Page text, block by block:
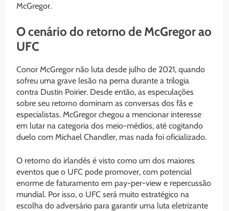
McGregor.
O cenário do retorno de McGregor ao
UFC
Conor McGregor não luta desde julho de 2021, quando
sofreu uma grave lesão na perna durante a trilogia
contra Dustin Poirier. Desde então, as especulações
sobre seu retorno dominam as conversas dos fãs e
especialistas. McGregor chegou a mencionar interesse
em lutar na categoria dos meio-médios, até cogitando
duelo com Michael Chandler, mas nada foi oficializado.
O retorno do irlandês é visto como um dos maiores
eventos que o UFC pode promover, com potencial
enorme de faturamento em pay-per-view e repercussão
mundial. Por isso, o UFC será muito estratégico na
escolha do adversário para garantir uma luta eletrizante